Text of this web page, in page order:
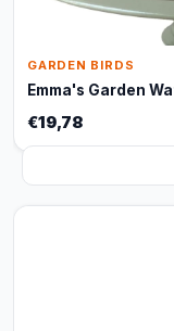
GARDEN BIRDS
Emma's Garden
€19,78